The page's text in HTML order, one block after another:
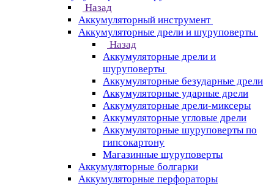
Назад
Аккумуляторный инструмент
Аккумуляторные дрели и шуруповерты
Назад
Аккумуляторные дрели и
шуруповерты
Аккумуляторные безударные дрели
Аккумуляторные ударные дрели
Аккумуляторные дрели-миксеры
Аккумуляторные угловые дрели
Аккумуляторные шуруповерты по
гипсокартону
Магазинные шуруповерты
Аккумуляторные болгарки
Аккумуляторные перфораторы